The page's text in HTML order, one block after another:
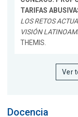
TARIFAS
LOS RETOS
VISIÓN
THEMIS.
Ver
Docencia